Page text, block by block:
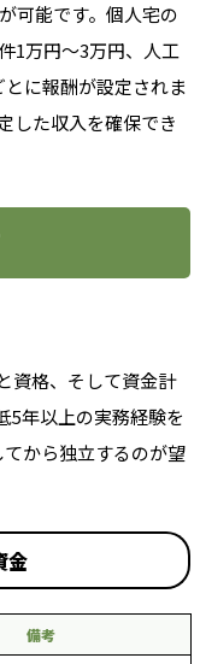
可能です。個人宅の
1万円〜3万円、人工
に報酬が設定されま
した収入を確保でき
資格、そして資金計
5年以上の実務経験を
から独立するのが望
金
備考